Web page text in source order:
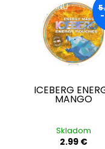
BEZ NIKOTÍNU
ICEBERG
MANGO
Skladom
2.99 €